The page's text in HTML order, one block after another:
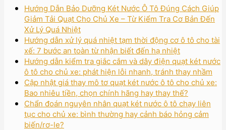
Hướng Dẫn Bảo Dưỡng Két Nước Ô Tô Đúng Cách Giúp
Giảm Tải Quạt Cho Chủ Xe – Từ Kiểm Tra Cơ Bản Đến
Xử Lý Quá Nhiệt
Hướng dẫn xử lý quá nhiệt tạm thời động cơ ô tô cho tài
xế: 7 bước an toàn từ nhận biết đến hạ nhiệt
Hướng dẫn kiểm tra giắc cắm và dây điện quạt két nước
ô tô cho chủ xe: phát hiện lỗi nhanh, tránh thay nhầm
Cập nhật giá thay mô tơ quạt két nước ô tô cho chủ xe:
Bao nhiêu tiền, chọn chính hãng hay thay thế?
Chẩn đoán nguyên nhân quạt két nước ô tô chạy liên
tục cho chủ xe: bình thường hay cảnh báo hỏng cảm
biến/rơ-le?